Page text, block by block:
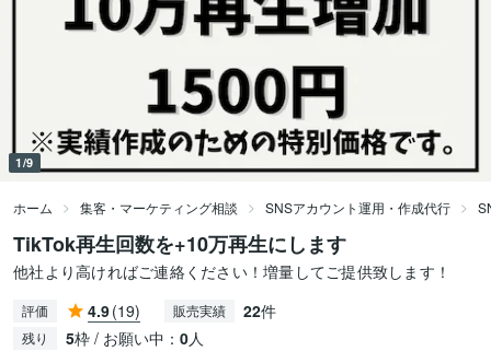
1/9
ホーム 集客・マーケティング相談 SNSアカウント運用・作成代行
TikTok再生回数を+10万再生にします
他社より高ければご連絡ください！増量してご提供致します！
評価 4.9(19) 販売実績 22件
残り 5枠 / お願い中： 0人